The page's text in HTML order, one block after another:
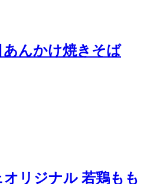
んかけ焼きそば
リジナル 若鶏もも